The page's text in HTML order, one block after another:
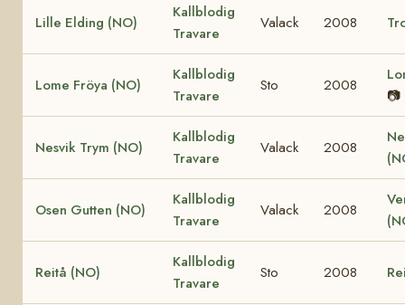
Lille Elding (NO)
Kallblodig
Travare
Valack 2008
Lome Fröya (NO)
Kallblodig
Travare
Sto 2008
📷
Nesvik Trym (NO)
Kallblodig
Travare
Valack 2008
Osen Gutten (NO)
Kallblodig
Travare
Valack 2008
Reitå (NO)
Kallblodig
Travare
Sto 2008